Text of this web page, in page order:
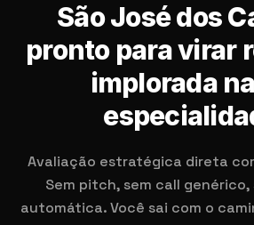
São José dos
pronto para virar
implorada
Avaliação estratégica direta
Sem pitch, sem call genérico,
automática. Você sai com o